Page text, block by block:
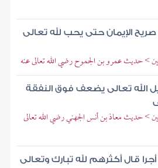
الإيمان حتى يحب لله تعالى
> حديث عمرو بن الجموح رضي الله تعالى عنه
الله تعالى يضعف فوق النفقة
> حديث معاذ بن أنس الجهني رضي الله تعالى
قال أكثرهم لله تبارك وتعالى